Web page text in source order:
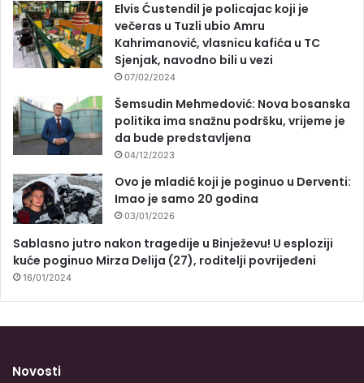
Elvis Ćustendil je policajac koji je
večeras u Tuzli ubio Amru
Kahrimanović, vlasnicu kafića u TC
Sjenjak, navodno bili u vezi
07/02/2024
Šemsudin Mehmedović: Nova bosanska
politika ima snažnu podršku, vrijeme je
da bude predstavljena
04/12/2023
Ovo je mladić koji je poginuo u Derventi:
Imao je samo 20 godina
03/01/2026
Sablasno jutro nakon tragedije u Binježevu! U esploziji
kuće poginuo Mirza Delija (27), roditelji povrijeđeni
16/01/2024
Novosti